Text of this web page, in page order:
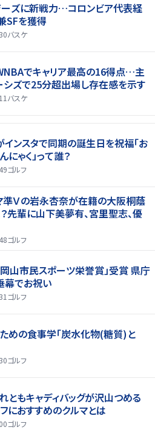
ーズに新戦力…コロンビア代表経
SFを獲得
バスケ
でキャリア最高の16得点…主
ズで25分超出場し存在感を示す
バスケ
ンスタで同期の誕生日を祝福「お
にゃく」って誰？
ゴルフ
Ｖの岩永杏奈が在籍の大阪桐蔭
先輩に山下美夢有、宮里聖志、優
ゴルフ
山市民スポーツ栄誉賞」受賞 県庁
幕でお祝い
ゴルフ
めの食事学「炭水化物(糖質)と
ゴルフ
ともキャディバッグが沢山つめる
におすすめのクルマとは
ゴルフ